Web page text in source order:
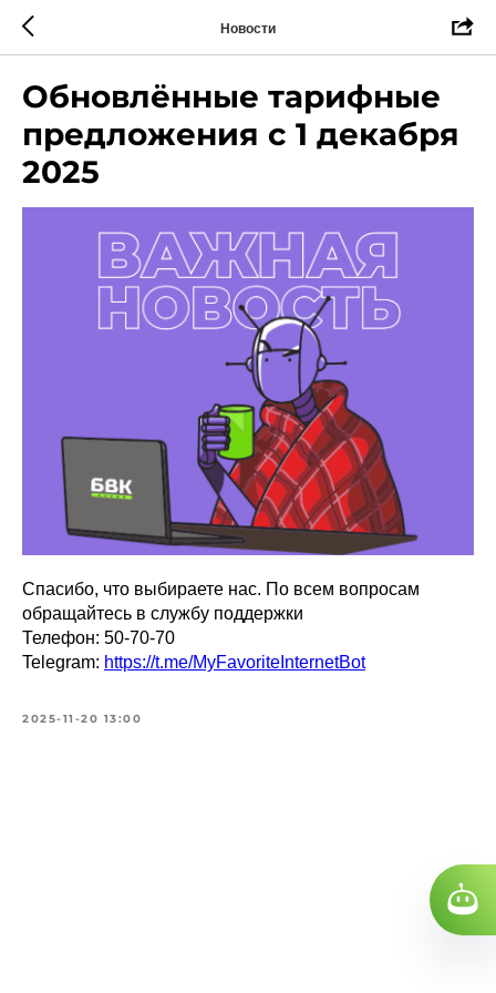
Новости
Обновлённые тарифные
предложения с 1 декабря
2025
Спасибо, что выбираете нас. По всем вопросам
обращайтесь в службу поддержки
Телефон: 50-70-70
Telegram: https://t.me/MyFavoriteInternetBot
2025-11-20 13:00